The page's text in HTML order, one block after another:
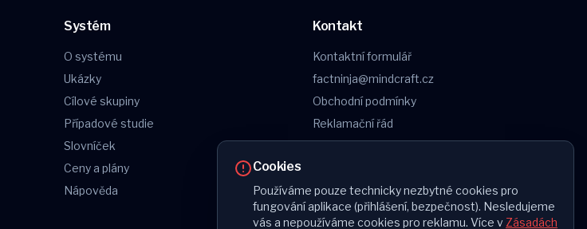
Systém
O systému
Ukázky
Cílové skupiny
Případové studie
Slovníček
Ceny a plány
Nápověda
Kontakt
Kontaktní formulář
factninja@mindcraft.cz
Obchodní podmínky
Reklamační řád
Ochrana osobních údajů
Cookies
Používáme pouze technicky nezbytné cookies pro
fungování aplikace (přihlášení, bezpečnost). Nesledujeme
vás a nepoužíváme cookies pro reklamu. Více v Zásadách